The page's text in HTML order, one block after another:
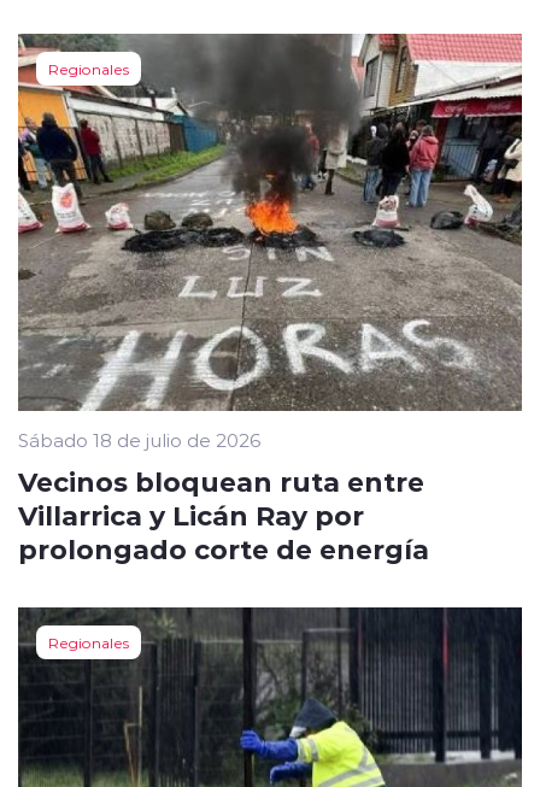
Regionales
Sábado 18 de julio de 2026
Vecinos bloquean ruta entre
Villarrica y Licán Ray por
prolongado corte de energía
Regionales